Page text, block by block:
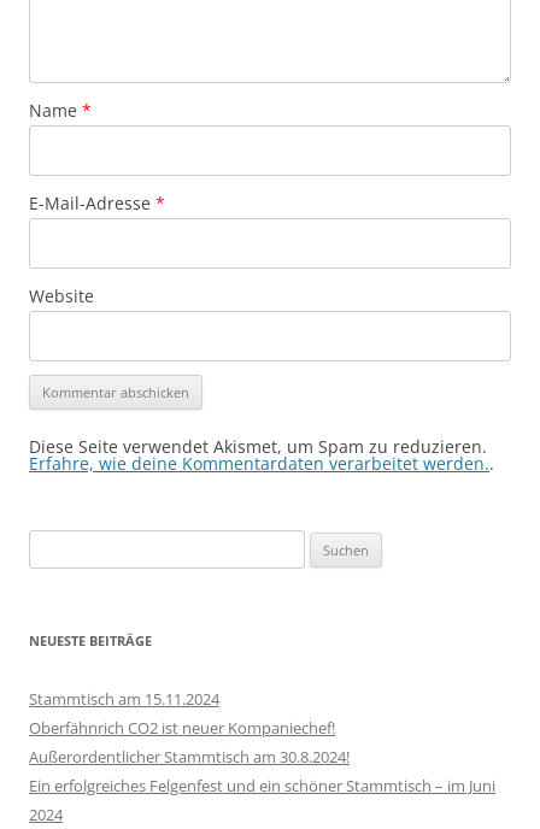
Name *
E-Mail-Adresse *
Website
Diese Seite verwendet Akismet, um Spam zu reduzieren.
Erfahre, wie deine Kommentardaten verarbeitet werden..
nach:
NEUESTE BEITRÄGE
Stammtisch am 15.11.2024
Oberfähnrich CO2 ist neuer Kompaniechef!
Außerordentlicher Stammtisch am 30.8.2024!
Ein erfolgreiches Felgenfest und ein schöner Stammtisch – im Juni
2024